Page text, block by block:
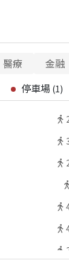
醫療 金融
停車場 (1)